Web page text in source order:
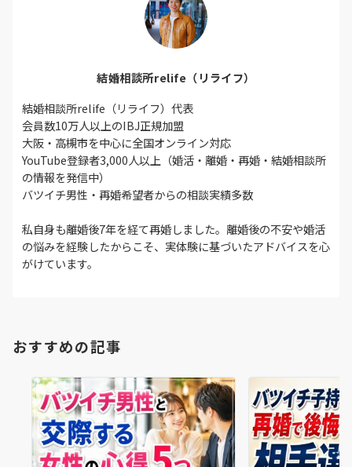
結婚相談所relife（リライフ）
結婚相談所relife（リライフ）代表
会員数10万人以上のIBJ正規加盟
大阪・高槻市を中心に全国オンライン対応
YouTube登録者3,000人以上（婚活・離婚・再婚・結婚相談所
の情報を発信中）
バツイチ男性・再婚希望者からの相談実績多数
私自身も離婚後7年を経て再婚しました。離婚後の不安や婚活
の悩みを経験したからこそ、実体験に基づいたアドバイスを心
がけています。
おすすめの記事